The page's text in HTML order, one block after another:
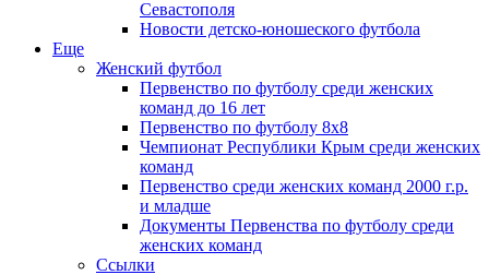
Севастополя
Новости детско-юношеского футбола
Еще
Женский футбол
Первенство по футболу среди женских
команд до 16 лет
Первенство по футболу 8х8
Чемпионат Республики Крым среди женских
команд
Первенство среди женских команд 2000 г.р.
и младше
Документы Первенства по футболу среди
женских команд
Ссылки